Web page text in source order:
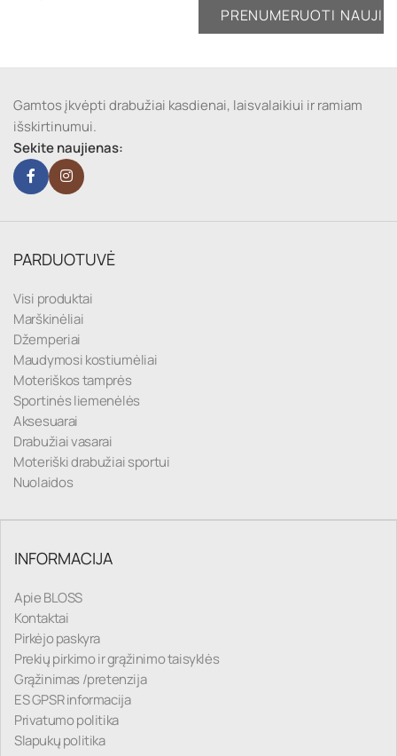
Gamtos įkvėpti drabužiai kasdienai, laisvalaikiui ir ramiam
išskirtinumui.
Sekite naujienas:
PARDUOTUVĖ
Visi produktai
Marškinėliai
Džemperiai
Maudymosi kostiumėliai
Moteriškos tamprės
Sportinės liemenėlės
Aksesuarai
Drabužiai vasarai
Moteriški drabužiai sportui
Nuolaidos
INFORMACIJA
Apie BLOSS
Kontaktai
Pirkėjo paskyra
Prekių pirkimo ir grąžinimo taisyklės
Grąžinimas /pretenzija
ES GPSR informacija
Privatumo politika
Slapukų politika